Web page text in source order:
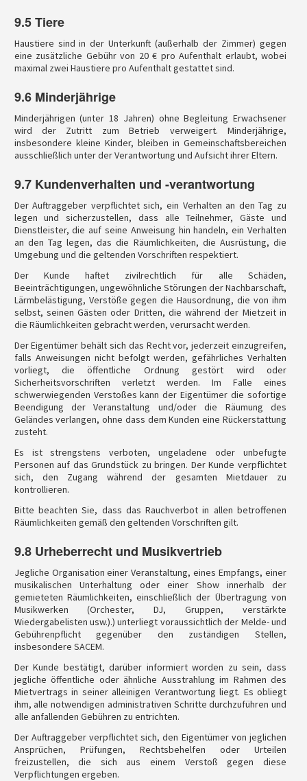
9.5 Tiere
Haustiere sind in der Unterkunft (außerhalb der Zimmer) gegen
eine zusätzliche Gebühr von 20 € pro Aufenthalt erlaubt, wobei
maximal zwei Haustiere pro Aufenthalt gestattet sind.
9.6 Minderjährige
Minderjährigen (unter 18 Jahren) ohne Begleitung Erwachsener
wird der Zutritt zum Betrieb verweigert. Minderjährige,
insbesondere kleine Kinder, bleiben in Gemeinschaftsbereichen
ausschließlich unter der Verantwortung und Aufsicht ihrer Eltern.
9.7 Kundenverhalten und -verantwortung
Der Auftraggeber verpflichtet sich, ein Verhalten an den Tag zu
legen und sicherzustellen, dass alle Teilnehmer, Gäste und
Dienstleister, die auf seine Anweisung hin handeln, ein Verhalten
an den Tag legen, das die Räumlichkeiten, die Ausrüstung, die
Umgebung und die geltenden Vorschriften respektiert.
Der Kunde haftet zivilrechtlich für alle Schäden,
Beeinträchtigungen, ungewöhnliche Störungen der Nachbarschaft,
Lärmbelästigung, Verstöße gegen die Hausordnung, die von ihm
selbst, seinen Gästen oder Dritten, die während der Mietzeit in
die Räumlichkeiten gebracht werden, verursacht werden.
Der Eigentümer behält sich das Recht vor, jederzeit einzugreifen,
falls Anweisungen nicht befolgt werden, gefährliches Verhalten
vorliegt, die öffentliche Ordnung gestört wird oder
Sicherheitsvorschriften verletzt werden. Im Falle eines
schwerwiegenden Verstoßes kann der Eigentümer die sofortige
Beendigung der Veranstaltung und/oder die Räumung des
Geländes verlangen, ohne dass dem Kunden eine Rückerstattung
zusteht.
Es ist strengstens verboten, ungeladene oder unbefugte
Personen auf das Grundstück zu bringen. Der Kunde verpflichtet
sich, den Zugang während der gesamten Mietdauer zu
kontrollieren.
Bitte beachten Sie, dass das Rauchverbot in allen betroffenen
Räumlichkeiten gemäß den geltenden Vorschriften gilt.
9.8 Urheberrecht und Musikvertrieb
Jegliche Organisation einer Veranstaltung, eines Empfangs, einer
musikalischen Unterhaltung oder einer Show innerhalb der
gemieteten Räumlichkeiten, einschließlich der Übertragung von
Musikwerken (Orchester, DJ, Gruppen, verstärkte
Wiedergabelisten usw.).) unterliegt voraussichtlich der Melde- und
Gebührenpflicht gegenüber den zuständigen Stellen,
insbesondere SACEM.
Der Kunde bestätigt, darüber informiert worden zu sein, dass
jegliche öffentliche oder ähnliche Ausstrahlung im Rahmen des
Mietvertrags in seiner alleinigen Verantwortung liegt. Es obliegt
ihm, alle notwendigen administrativen Schritte durchzuführen und
alle anfallenden Gebühren zu entrichten.
Der Auftraggeber verpflichtet sich, den Eigentümer von jeglichen
Ansprüchen, Prüfungen, Rechtsbehelfen oder Urteilen
freizustellen, die sich aus einem Verstoß gegen diese
Verpflichtungen ergeben.